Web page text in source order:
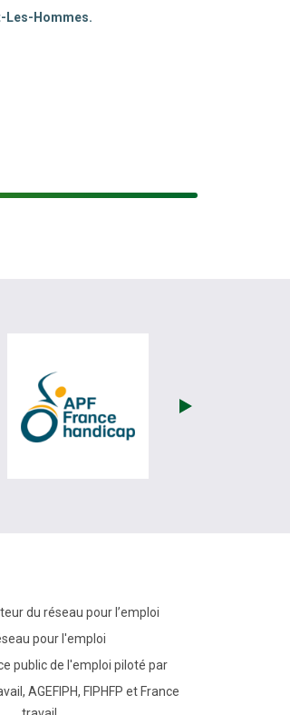
Les-Hommes.
fenêtre)
les site de Fagerh (nouvelle fenêtre)
visiter les site de APF
du réseau pour l’emploi
public de l'emploi piloté par